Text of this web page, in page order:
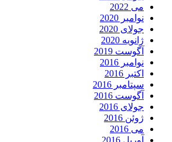
می 2022
نوامبر 2020
جولای 2020
ژانویه 2020
آگوست 2019
نوامبر 2016
اکتبر 2016
سپتامبر 2016
آگوست 2016
جولای 2016
ژوئن 2016
می 2016